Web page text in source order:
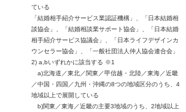
ている
「結婚相手紹介サービス業認証機構」、「日本結婚相
談協会」、「結婚相談業サポート協会」、「日本結婚
相手紹介サービス協議会」、「日本ライフデザインカ
ウンセラー協会」、「一般社団法人仲人協会連合会」
2) a,bいずれかに該当する ※1
a)北海道／東北／関東／甲信越・北陸／東海／近畿
／中国・四国／九州・沖縄の8つの地域区分のうち、4
地域以上で展開している
b)関東／東海／近畿の主要3地域のうち、2地域以上